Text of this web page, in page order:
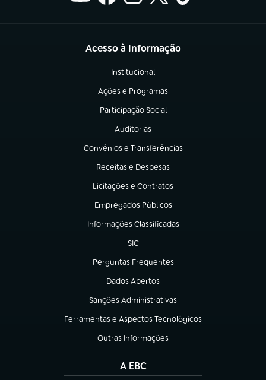
Acesso à Informação
Institucional
(abre em nova aba)
Ações e Programas
(abre em nova aba)
Participação Social
(abre em nova aba)
Auditorias
(abre em nova aba)
Convênios e Transferências
(abre em nova aba)
Receitas e Despesas
(abre em nova aba)
Licitações e Contratos
(abre em nova aba)
Empregados Públicos
(abre em nova aba)
Informações Classificadas
(abre em nova aba)
SIC
(abre em nova aba)
Perguntas Frequentes
(abre em nova aba)
Dados Abertos
(abre em nova aba)
Sanções Administrativas
(abre em nova aba)
Ferramentas e Aspectos Tecnológicos
(abre em nova aba)
Outras Informações
(abre em nova aba)
A EBC